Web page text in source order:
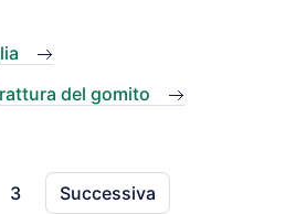
del gomito
3 Successiva